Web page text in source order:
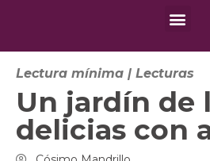
Lectura mínima | Lecturas
Un jardín de
delicias con